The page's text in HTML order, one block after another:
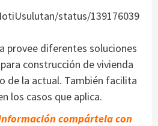
status/139176039
provee diferentes soluciones
construcción de vivienda
de la actual. También facilita
los casos que aplica.
compártela con